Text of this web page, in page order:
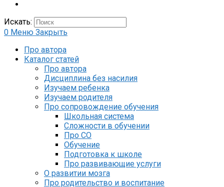
Искать:
0 Меню Закрыть
Про автора
Каталог статей
Про автора
Дисциплина без насилия
Изучаем ребенка
Изучаем родителя
Про сопровождение обучения
Школьная система
Сложности в обучении
Про СО
Обучение
Подготовка к школе
Про развивающие услуги
О развитии мозга
Про родительство и воспитание